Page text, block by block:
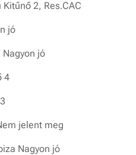
2, Res.CAC
jó
jó
4
jelent meg
Nagyon jó